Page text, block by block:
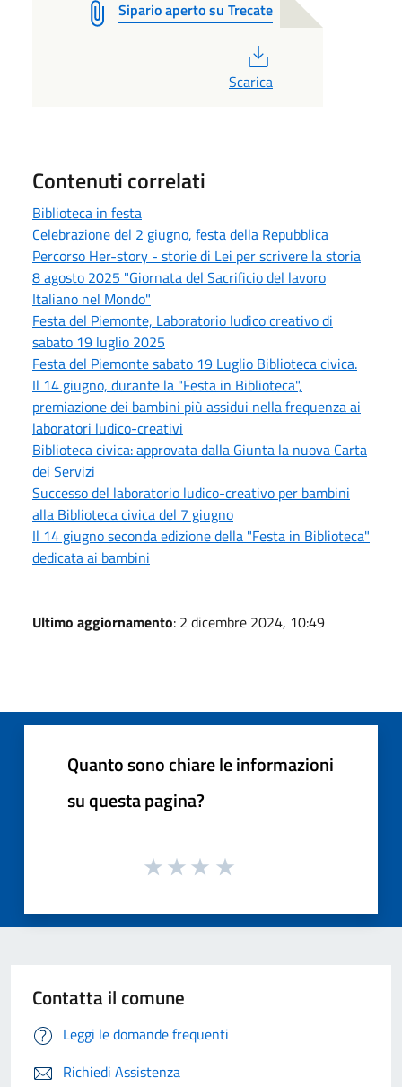
Sipario aperto su Trecate
Scarica
Contenuti correlati
Biblioteca in festa
Celebrazione del 2 giugno, festa della Repubblica
Percorso Her-story - storie di Lei per scrivere la storia
8 agosto 2025 "Giornata del Sacrificio del lavoro
Italiano nel Mondo"
Festa del Piemonte, Laboratorio ludico creativo di
sabato 19 luglio 2025
Festa del Piemonte sabato 19 Luglio Biblioteca civica.
Il 14 giugno, durante la "Festa in Biblioteca",
premiazione dei bambini più assidui nella frequenza ai
laboratori ludico-creativi
Biblioteca civica: approvata dalla Giunta la nuova Carta
dei Servizi
Successo del laboratorio ludico-creativo per bambini
alla Biblioteca civica del 7 giugno
Il 14 giugno seconda edizione della "Festa in Biblioteca"
dedicata ai bambini
Ultimo aggiornamento: 2 dicembre 2024, 10:49
Quanto sono chiare le informazioni
su questa pagina?
Contatta il comune
Leggi le domande frequenti
Richiedi Assistenza